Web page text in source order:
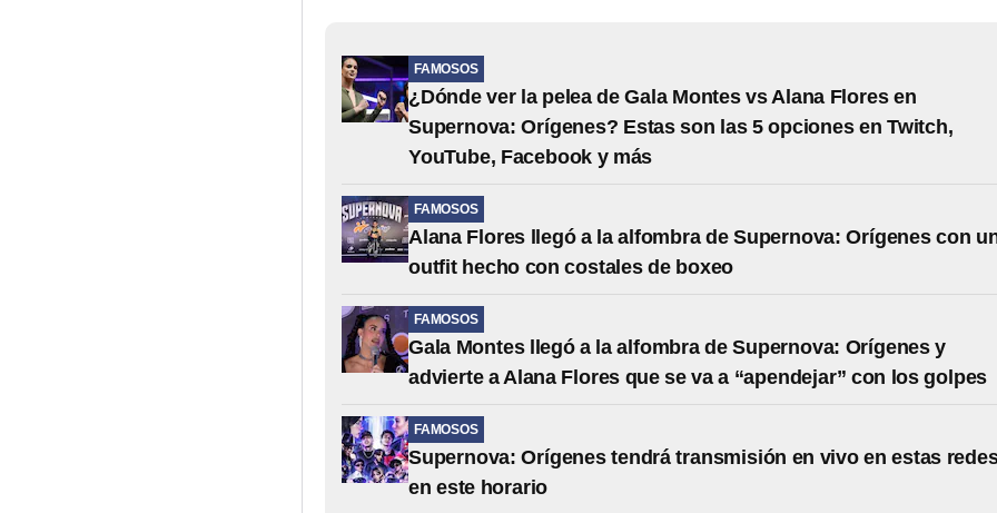
FAMOSOS
¿Dónde ver la pelea de Gala Montes vs Alana Flores en
Supernova: Orígenes? Estas son las 5 opciones en Twitch,
YouTube, Facebook y más
FAMOSOS
Alana Flores llegó a la alfombra de Supernova: Orígenes con
outfit hecho con costales de boxeo
FAMOSOS
Gala Montes llegó a la alfombra de Supernova: Orígenes y
advierte a Alana Flores que se va a “apendejar” con los golpes
FAMOSOS
Supernova: Orígenes tendrá transmisión en vivo en estas
en este horario